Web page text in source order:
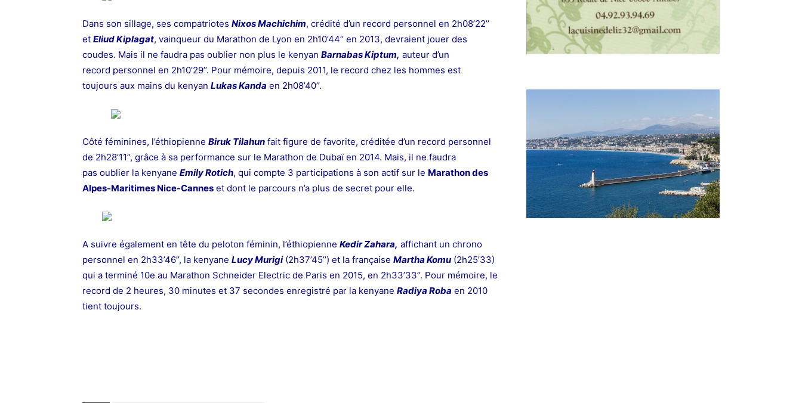
Dans son sillage, ses compatriotes Nixos Machichim, crédité d’un record personnel en 2h08’22’’
et Eliud Kiplagat, vainqueur du Marathon de Lyon en 2h10’44’’ en 2013, devraient jouer des
coudes. Mais il ne faudra pas oublier non plus le kenyan Barnabas Kiptum, auteur d’un
record personnel en 2h10’29’’. Pour mémoire, depuis 2011, le record chez les hommes est
toujours aux mains du kenyan Lukas Kanda en 2h08’40’’.
Côté féminines, l’éthiopienne Biruk Tilahun fait figure de favorite, créditée d’un record personnel
de 2h28’11’’, grâce à sa performance sur le Marathon de Dubaï en 2014. Mais, il ne faudra
pas oublier la kenyane Emily Rotich, qui compte 3 participations à son actif sur le Marathon des
Alpes-Maritimes Nice-Cannes et dont le parcours n’a plus de secret pour elle.
A suivre également en tête du peloton féminin, l’éthiopienne Kedir Zahara, affichant un chrono
personnel en 2h33’46’’, la kenyane LucyMurigi (2h37’45’’) et la française Martha Komu (2h25’33)
qui a terminé 10e au Marathon Schneider Electric de Paris en 2015, en 2h33’33’’. Pour mémoire, le
record de 2 heures, 30 minutes et 37 secondes enregistré par la kenyane Radiya Roba en 2010
tient toujours.